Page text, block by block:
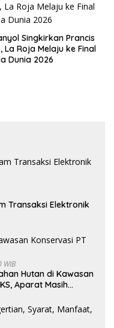
Singkirkan Prancis
La Roja Melaju ke Final
Dunia 2026
Transaksi Elektronik
WIB
Hutan di Kawasan
Aparat Masih